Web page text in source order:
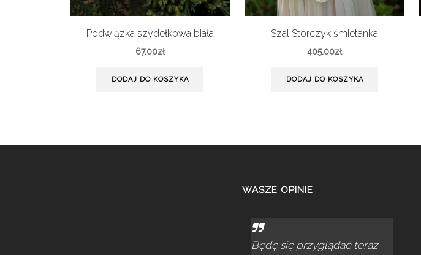
Podwiązka szydełkowa biała
67.00zł
DODAJ DO KOSZYKA
Szal Storczyk śmietanka
405.00zł
DODAJ DO KOSZYKA
WASZE OPINIE
Będę się przyglądać teraz